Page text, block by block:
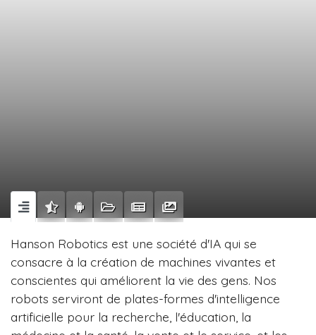
Hanson Robotics est une société d'IA qui se
consacre à la création de machines vivantes et
conscientes qui améliorent la vie des gens. Nos
robots serviront de plates-formes d'intelligence
artificielle pour la recherche, l'éducation, la